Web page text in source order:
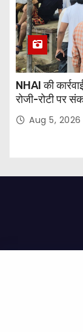
NHAI की
रोजी-रोटी पर
Aug 5, 2026